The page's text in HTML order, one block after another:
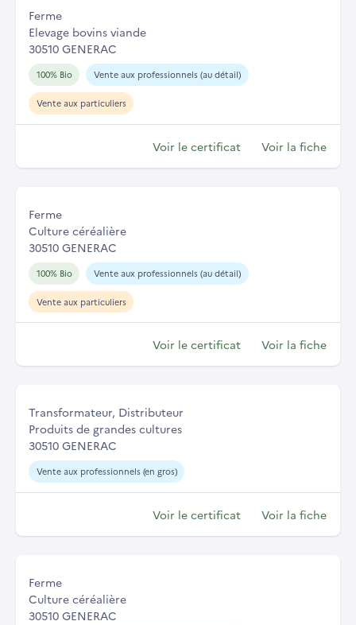
Ferme
Elevage bovins viande
30510 GENERAC
100% Bio Vente aux professionnels (au détail)
Vente aux particuliers
Voir le certificat Voir la fiche
Ferme
Culture céréalière
30510 GENERAC
100% Bio Vente aux professionnels (au détail)
Vente aux particuliers
Voir le certificat Voir la fiche
Transformateur, Distributeur
Produits de grandes cultures
30510 GENERAC
Vente aux professionnels (en gros)
Voir le certificat Voir la fiche
Ferme
Culture céréalière
30510 GENERAC